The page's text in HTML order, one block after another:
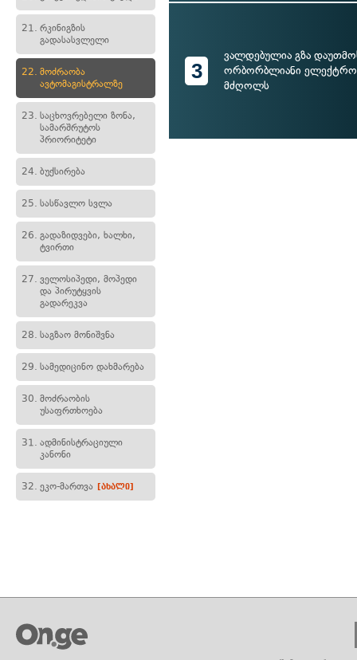
21. რკინიგზის
გადასასვლელი
22. მოძრაობა
ავტომაგისტრალზე
23. საცხოვრებელი ზონა,
სამარშრუტოს
პრიორიტეტი
24. ბუქსირება
25. სასწავლო სვლა
26. გადაზიდვები, ხალხი,
ტვირთი
27. ველოსიპედი, მოპედი
და პირუტყვის
გადარეკვა
28. საგზაო მონიშვნა
29. სამედიცინო დახმარება
30. მოძრაობის
უსაფრთხოება
31. ადმინისტრაციული
კანონი
32. ეკო-მართვა [ახალი]
3
ვალდებულია გზა
ორბორბლიანი
მძღოლს